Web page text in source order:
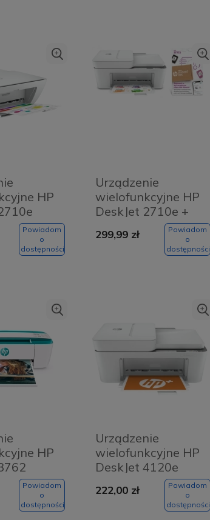
HP
Powiadom
o
dostępności
Urządzenie
wielofunkcyjne HP
DeskJet 2710e +
Prepaid Instant Ink
2 miesiące
299,99 zł
Powiadom
o
dostępności
HP
Powiadom
o
dostępności
Urządzenie
wielofunkcyjne HP
DeskJet 4120e
222,00 zł
Powiadom
o
dostępności